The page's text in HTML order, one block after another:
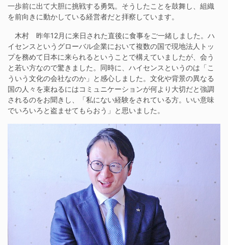
一歩前に出て大胆に挑戦する勇気。そうしたことを鼓舞し、組織
を前向きに動かしている経営者だと拝察しています。
木村 昨年12月に来日された直後に食事をご一緒しました。ハ
イセンスというグローバル企業において複数の国で現地法人トッ
プを務めて日本に来られるということで構えていましたが、会う
と若い方なので驚きました。同時に、ハイセンスというのは「こ
ういう文化の会社なのか」と感心しました。文化や背景の異なる
国の人々を束ねるにはコミュニケーションが何より大切だと強調
されるのをお聞きし、「私にない経験をされている方。いい意味
でいろいろと盗ませてもらおう」と思いました。